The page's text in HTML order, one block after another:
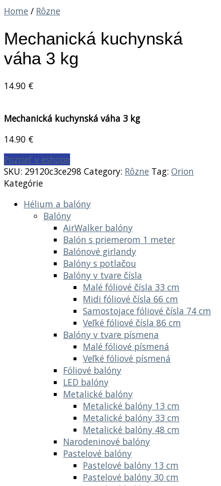
Home / Rôzne
Mechanická kuchynská
váha 3 kg
14.90 €
Mechanická kuchynská váha 3 kg
14.90 €
Pozrieť v eshope
SKU: 29120c3ce298 Category: Rôzne Tag: Orion
Kategórie
Hélium a balóny
Balóny
AirWalker balóny
Balón s priemerom 1 meter
Balónové girlandy
Balóny s potlačou
Balóny v tvare čísla
Malé fóliové čísla 33 cm
Midi fóliové čísla 66 cm
Samostojace fóliové čísla 74 cm
Veľké fóliové čísla 86 cm
Balóny v tvare písmena
Malé fóliové písmená
Veľké fóliové písmená
Fóliové balóny
LED balóny
Metalické balóny
Metalické balóny 13 cm
Metalické balóny 33 cm
Metalické balóny 48 cm
Narodeninové balóny
Pastelové balóny
Pastelové balóny 13 cm
Pastelové balóny 30 cm